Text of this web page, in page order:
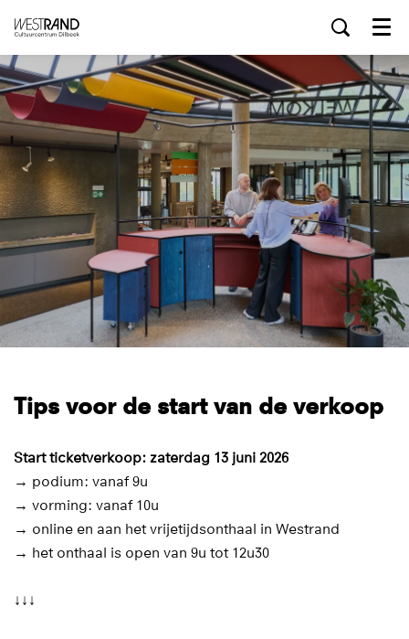
Menu
Tips voor de start van de verkoop
Start ticketverkoop: zaterdag 13 juni 2026
→ podium: vanaf 9u
→ vorming: vanaf 10u
→ online en aan het vrijetijdsonthaal in Westrand
→ het onthaal is open van 9u tot 12u30
↓↓↓